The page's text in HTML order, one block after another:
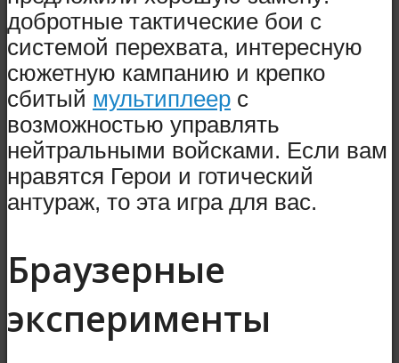
добротные тактические бои с
системой перехвата, интересную
сюжетную кампанию и крепко
сбитый мультиплеер с
возможностью управлять
нейтральными войсками. Если вам
нравятся Герои и готический
антураж, то эта игра для вас.
Браузерные
эксперименты